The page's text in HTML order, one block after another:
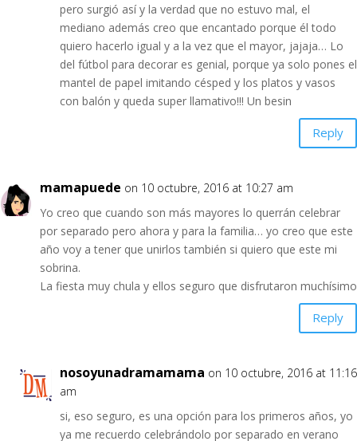
pero surgió así y la verdad que no estuvo mal, el
mediano además creo que encantado porque él todo
quiero hacerlo igual y a la vez que el mayor, jajaja… Lo
del fútbol para decorar es genial, porque ya solo pones el
mantel de papel imitando césped y los platos y vasos
con balón y queda super llamativo!!! Un besin
Reply
mamapuede on 10 octubre, 2016 at 10:27 am
Yo creo que cuando son más mayores lo querrán celebrar
por separado pero ahora y para la familia… yo creo que este
año voy a tener que unirlos también si quiero que este mi
sobrina.
La fiesta muy chula y ellos seguro que disfrutaron muchísimo
Reply
nosoyunadramamama on 10 octubre, 2016 at 11:16
am
si, eso seguro, es una opción para los primeros años, yo
ya me recuerdo celebrándolo por separado en verano